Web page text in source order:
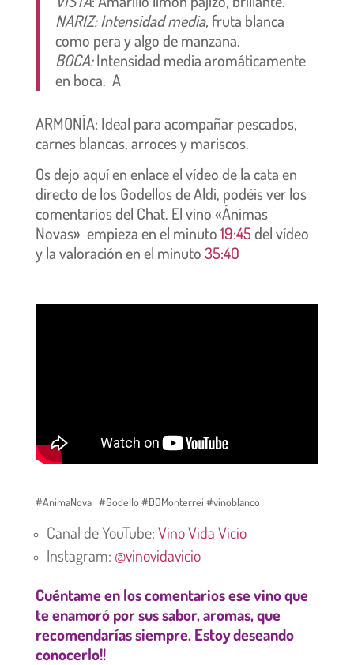
NARIZ: Intensidad media, fruta blanca
como pera y algo de manzana.
BOCA:Intensidad media aromáticamente
en boca. A
ARMONÍA: Ideal para acompañar pescados,
carnes blancas, arroces y mariscos.
Os dejo aquí en enlace el vídeo de la cata en
directo de los Godellos de Aldi, podéis ver los
comentarios del Chat. El vino «Ánimas
Novas» empieza en el minuto19:45del vídeo
y la valoración en el minuto35:40
#AnimaNova #Godello #DOMonterrei #vinoblanco
Canal de YouTube:Vino Vida Vicio
Instagram: @vinovidavicio
Cuéntame en los comentarios ese vino que
te enamoró por sus sabor, aromas, que
recomendarías siempre. Estoy deseando
conocerlo!!